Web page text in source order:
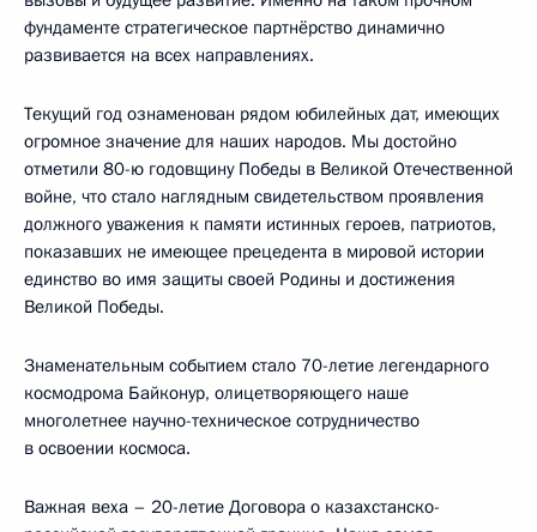
фундаменте стратегическое партнёрство динамично
развивается на всех направлениях.
Текущий год ознаменован рядом юбилейных дат, имеющих
огромное значение для наших народов. Мы достойно
отметили 80-ю годовщину Победы в Великой Отечественной
войне, что стало наглядным свидетельством проявления
должного уважения к памяти истинных героев, патриотов,
показавших не имеющее прецедента в мировой истории
единство во имя защиты своей Родины и достижения
Великой Победы.
Знаменательным событием стало 70-летие легендарного
космодрома Байконур, олицетворяющего наше
многолетнее научно-техническое сотрудничество
в освоении космоса.
Важная веха – 20-летие Договора о казахстанско-